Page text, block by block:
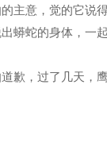
主意，觉的它说
蟒蛇的身体，一
歉，过了几天，